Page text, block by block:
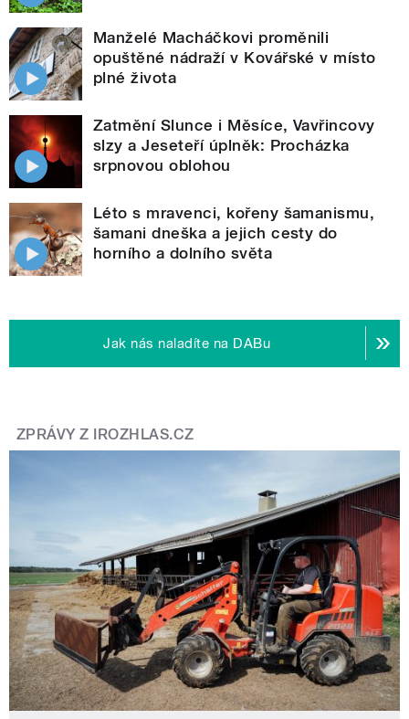
Manželé Macháčkovi proměnili
opuštěné nádraží v Kovářské v místo
plné života
Zatmění Slunce i Měsíce, Vavřincovy
slzy a Jeseteří úplněk: Procházka
srpnovou oblohou
Léto s mravenci, kořeny šamanismu,
šamani dneška a jejich cesty do
horního a dolního světa
Jak nás naladíte na DABu
ZPRÁVY Z IROZHLAS.CZ